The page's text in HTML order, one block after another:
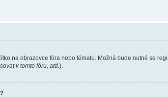
na obrazovce fóra nebo tématu. Možná bude nutné se
v tomto fóru, atd.).